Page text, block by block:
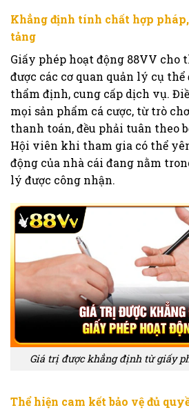
Khẳng định tính chất hợp
tảng
Giấy phép hoạt động 88VV cho
được các cơ quan quản lý cụ
thẩm định, cung cấp dịch vụ.
mọi sản phẩm cá cược, từ trò
thanh toán, đều phải tuân theo
Hội viên khi tham gia có thể
động của nhà cái đang nằm
lý được công nhận.
Giá trị được khẳng định từ giấy
Thể hiện cam kết bảo vệ đủ